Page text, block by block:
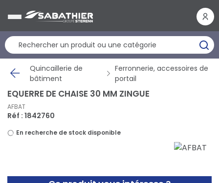
Quincaillerie de
bâtiment
Ferronnerie, accessoires de
portail
EQUERRE DE CHAISE 30 MM ZINGUE
AFBAT
Réf : 1842760
En recherche de stock disponible